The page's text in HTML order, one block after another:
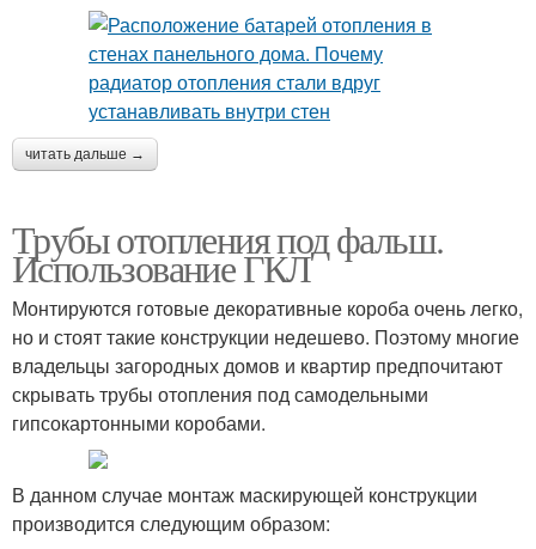
читать дальше →
Трубы отопления под фальш.
Использование ГКЛ
Монтируются готовые декоративные короба очень легко,
но и стоят такие конструкции недешево. Поэтому многие
владельцы загородных домов и квартир предпочитают
скрывать трубы отопления под самодельными
гипсокартонными коробами.
В данном случае монтаж маскирующей конструкции
производится следующим образом: